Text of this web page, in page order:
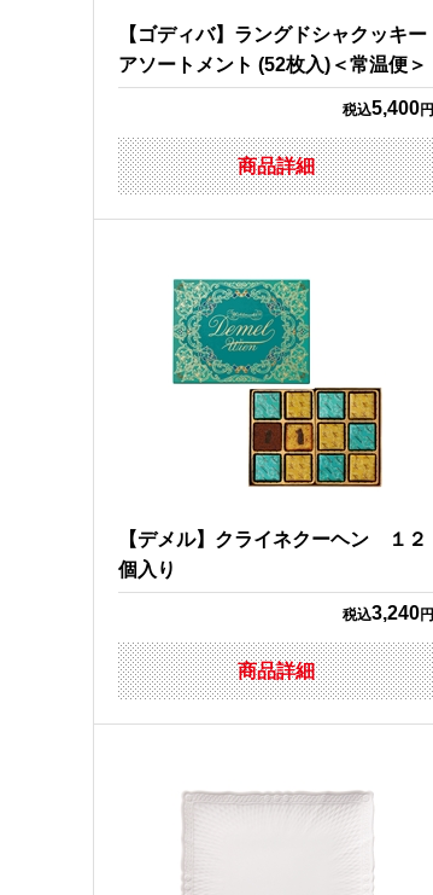
【ゴディバ】ラングドシャクッキー
アソートメント (52枚入)＜常温便＞
税込5,400円
商品詳細
【デメル】クライネクーヘン １２
個入り
税込3,240円
商品詳細